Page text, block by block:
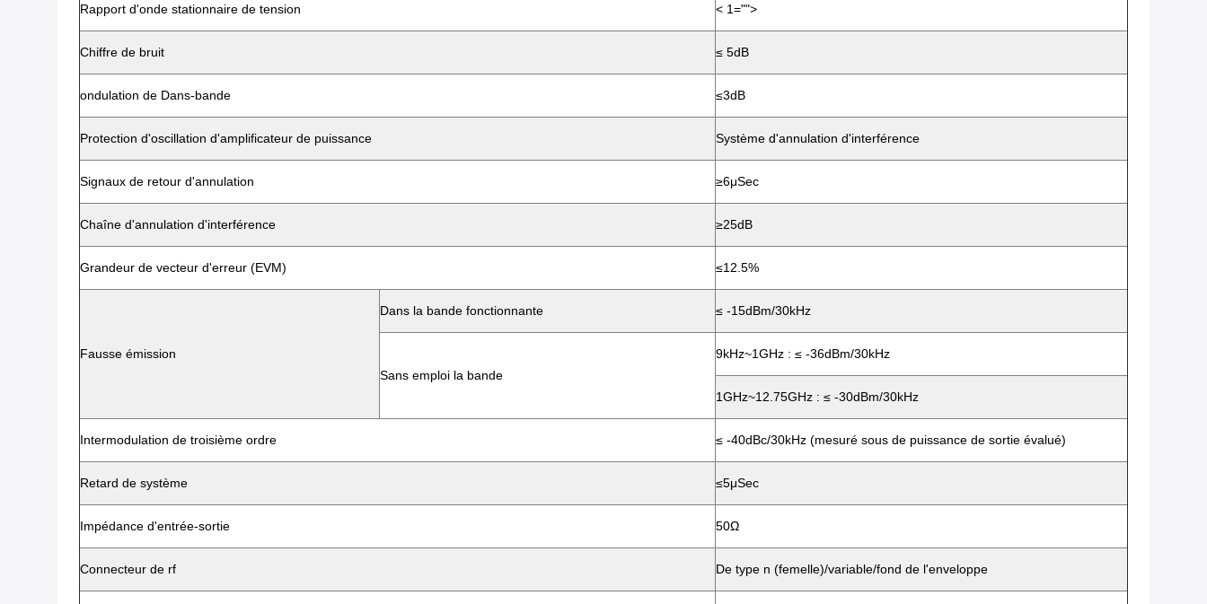
Rapport d'onde stationnaire de tension < 1="">
Chiffre de bruit ≤ 5dB
ondulation de Dans-bande ≤3dB
Protection d'oscillation d'amplificateur de puissance Système d'annulation d'interférence
Signaux de retour d'annulation ≥6μSec
Chaîne d'annulation d'interférence ≥25dB
Grandeur de vecteur d'erreur (EVM) ≤12.5%
Fausse émission
Dans la bande fonctionnante ≤ -15dBm/30kHz
Sans emploi la bande
9kHz~1GHz : ≤ -36dBm/30kHz
1GHz~12.75GHz : ≤ -30dBm/30kHz
Intermodulation de troisième ordre ≤ -40dBc/30kHz (mesuré sous de puissance de sortie évalué)
Retard de système ≤5μSec
Impédance d'entrée-sortie 50Ω
Connecteur de rf De type n (femelle)/variable/fond de l'enveloppe